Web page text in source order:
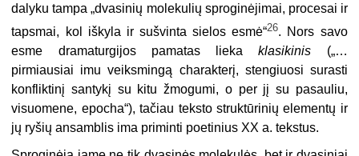
dalyku tampa „dvasinių molekulių sproginėjimai, procesai ir
tapsmai, kol iškyla ir sušvinta sielos esmė“26. Nors savo
esme dramaturgijos pamatas liekaklasikinis („…
pirmiausiai imu veiksmingą charakterį, stengiuosi surasti
konfliktinį santykį su kitu žmogumi, o per jį su pasauliu,
visuomene, epocha“), tačiau teksto struktūrinių elementų ir
jų ryšių ansamblis ima priminti poetinius XX a. tekstus.